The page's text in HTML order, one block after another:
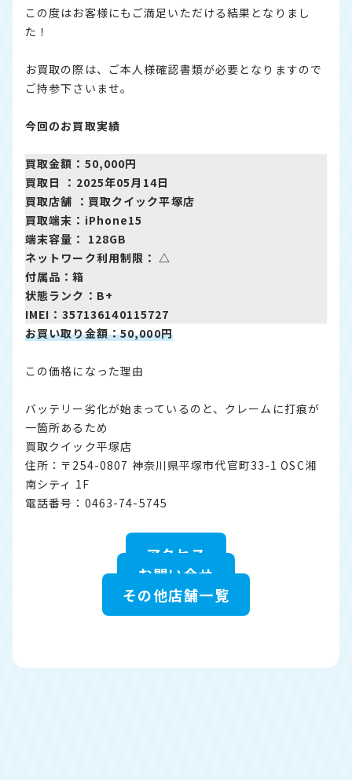
この度はお客様にもご満足いただける結果となりまし
た！
お買取の際は、ご本人様確認書類が必要となりますので
ご持参下さいませ。
今回のお買取実績
買取金額：50,000円
買取日 ：2025年05月14日
買取店舗 ： 買取クイック平塚店
買取端末：iPhone15
端末容量： 128GB
ネットワーク利用制限： △
付属品：箱
状態ランク：B+
IMEI：357136140115727
お買い取り金額：50,000円
この価格になった理由
バッテリー劣化が始まっているのと、クレームに打痕が
一箇所あるため
買取クイック平塚店
住所：〒254-0807 神奈川県平塚市代官町33-1 OSC湘
南シティ 1F
電話番号：0463-74-5745
アクセス
お問い合せ
その他店舗一覧